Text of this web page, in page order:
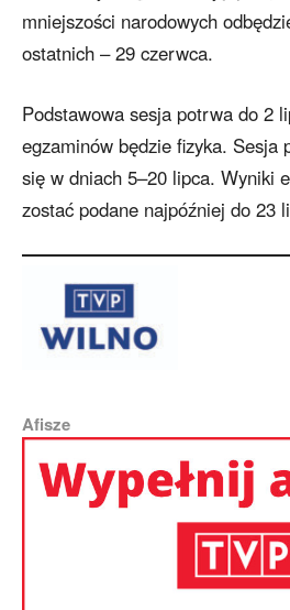
mniejszości narodowych
ostatnich – 29 czerwca.
Podstawowa sesja potrwa do 2
egzaminów będzie fizyka. Sesja
się w dniach 5–20 lipca. Wyniki
zostać podane najpóźniej do 23
Afisze